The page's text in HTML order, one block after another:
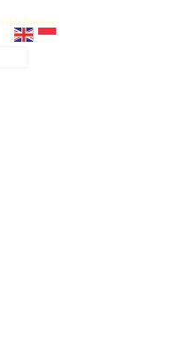
Pilih Bahasa :